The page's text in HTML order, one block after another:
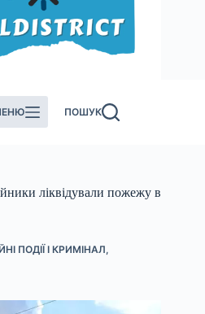
ПОШУК
ліквідували пожежу в
ПОДІЇ І КРИМІНАЛ,